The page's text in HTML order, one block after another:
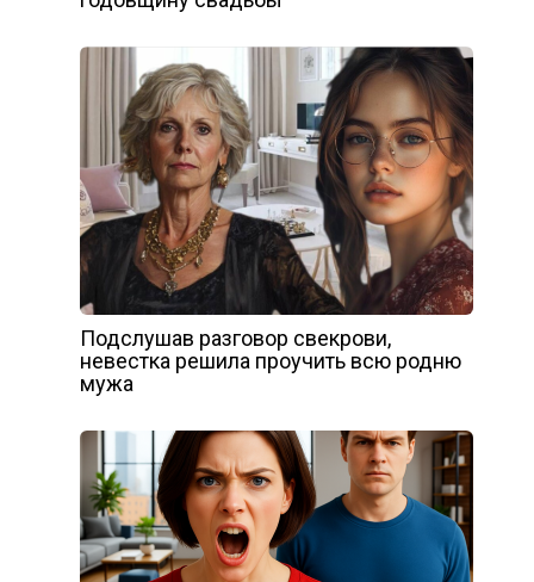
Подслушав разговор свекрови,
невестка решила проучить всю родню
мужа